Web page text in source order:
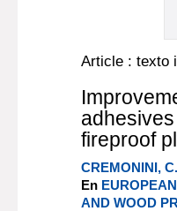
Article : texto
fireproof
CREMONINI, C.
En
AND WOOD